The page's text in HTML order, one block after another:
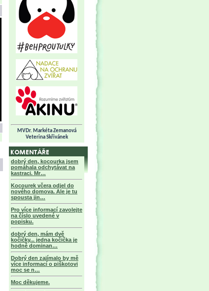
MVDr. Markéta Zemanová
Veterina Skřivánek
dobrý den, kocourka jsem
pomáhala odchytávat na
kastraci. Mr…
Kocourek včera odjel do
nového domova. Ale je tu
spousta jin…
Pro více informací zavolejte
na číslo uvedené v
popisku.
dobrý den, mám dvě
kočičky... jedna kočička je
hodně dominan…
Dobrý den zajímalo by mě
více informací o piškotovi
moc se n…
Moc děkujeme.